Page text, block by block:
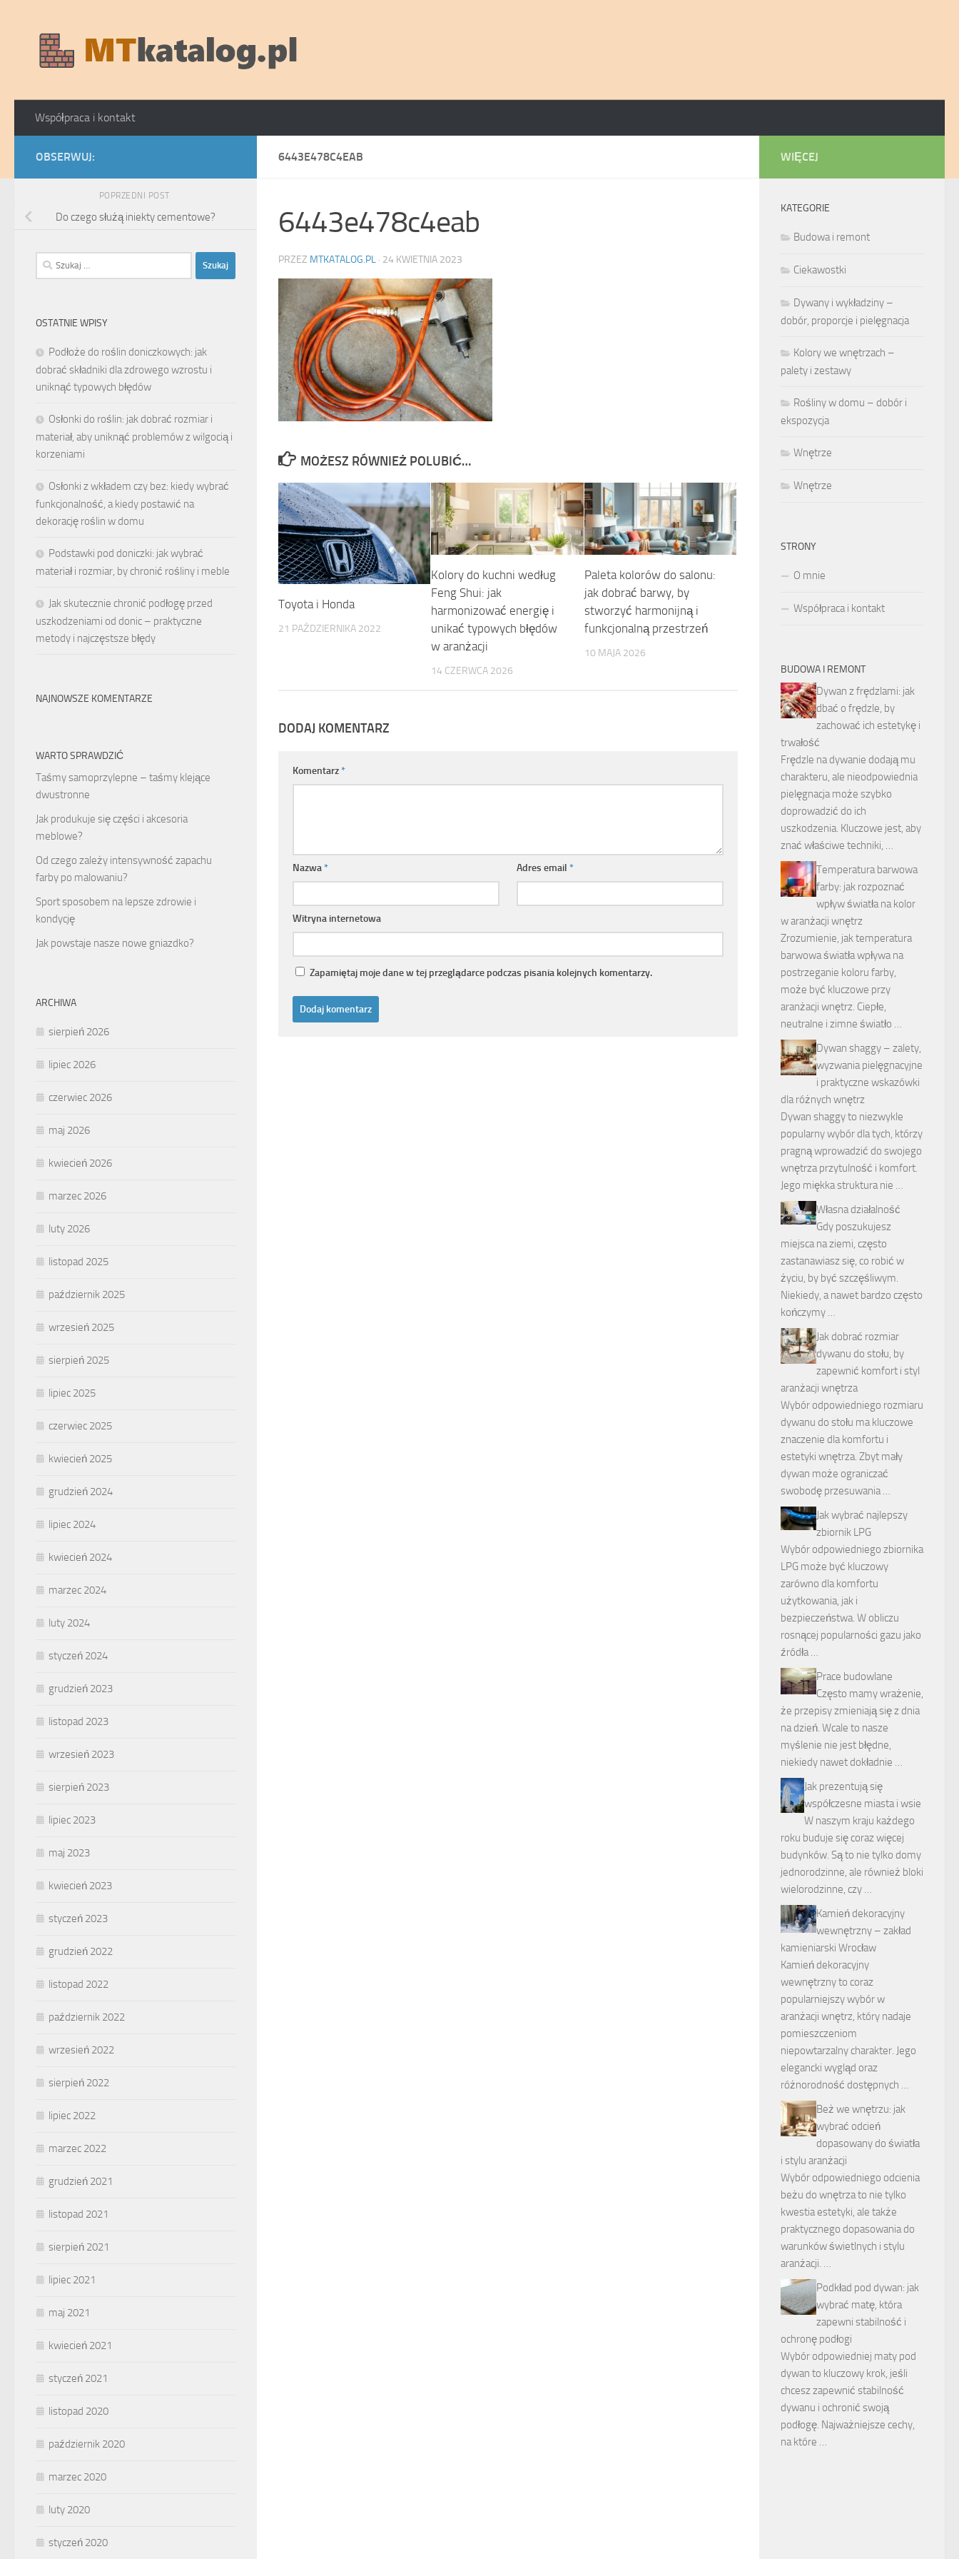
Współpraca i kontakt
6443E478C4EAB
6443e478c4eab
PRZEZ MTKATALOG.PL · 24 KWIETNIA 2023
MOŻESZ RÓWNIEŻ POLUBIĆ…
Toyota i Honda
21 PAŹDZIERNIKA 2022
Kolory do kuchni według
Feng Shui: jak
harmonizować energię i
unikać typowych błędów
w aranżacji
14 CZERWCA 2026
Paleta kolorów do salonu:
jak dobrać barwy, by
stworzyć harmonijną i
funkcjonalną przestrzeń
10 MAJA 2026
DODAJ KOMENTARZ
Komentarz*
Nazwa* Adres email*
Witryna internetowa
Zapamiętaj moje dane w tej przeglądarce podczas pisania kolejnych komentarzy.
OBSERWUJ:
POPRZEDNI POST
Do czego służą iniekty cementowe?
Szukaj:
OSTATNIE WPISY
Podłoże do roślin doniczkowych: jak
dobrać składniki dla zdrowego wzrostu i
uniknąć typowych błędów
Osłonki do roślin: jak dobrać rozmiar i
materiał, aby uniknąć problemów z wilgocią i
korzeniami
Osłonki z wkładem czy bez: kiedy wybrać
funkcjonalność, a kiedy postawić na
dekorację roślin w domu
Podstawki pod doniczki: jak wybrać
materiał i rozmiar, by chronić rośliny i meble
Jak skutecznie chronić podłogę przed
uszkodzeniami od donic – praktyczne
metody i najczęstsze błędy
NAJNOWSZE KOMENTARZE
WARTO SPRAWDZIĆ
Taśmy samoprzylepne – taśmy klejące
dwustronne
Jak produkuje się części i akcesoria
meblowe?
Od czego zależy intensywność zapachu
farby po malowaniu?
Sport sposobem na lepsze zdrowie i
kondycję
Jak powstaje nasze nowe gniazdko?
ARCHIWA
sierpień 2026
lipiec 2026
czerwiec 2026
maj 2026
kwiecień 2026
marzec 2026
luty 2026
listopad 2025
październik 2025
wrzesień 2025
sierpień 2025
lipiec 2025
czerwiec 2025
kwiecień 2025
grudzień 2024
lipiec 2024
kwiecień 2024
marzec 2024
luty 2024
styczeń 2024
grudzień 2023
listopad 2023
wrzesień 2023
sierpień 2023
lipiec 2023
maj 2023
kwiecień 2023
styczeń 2023
grudzień 2022
listopad 2022
październik 2022
wrzesień 2022
sierpień 2022
lipiec 2022
marzec 2022
grudzień 2021
listopad 2021
sierpień 2021
lipiec 2021
maj 2021
kwiecień 2021
styczeń 2021
listopad 2020
październik 2020
marzec 2020
luty 2020
styczeń 2020
WIĘCEJ
KATEGORIE
Budowa i remont
Ciekawostki
Dywany i wykładziny –
dobór, proporcje i pielęgnacja
Kolory we wnętrzach –
palety i zestawy
Rośliny w domu – dobór i
ekspozycja
Wnętrze
Wnętrze
STRONY
O mnie
Współpraca i kontakt
BUDOWA I REMONT
Dywan z frędzlami: jak
dbać o frędzle, by
zachować ich estetykę i
trwałość
Frędzle na dywanie dodają mu
charakteru, ale nieodpowiednia
pielęgnacja może szybko
doprowadzić do ich
uszkodzenia. Kluczowe jest, aby
znać właściwe techniki, …
Temperatura barwowa
farby: jak rozpoznać
wpływ światła na kolor
w aranżacji wnętrz
Zrozumienie, jak temperatura
barwowa światła wpływa na
postrzeganie koloru farby,
może być kluczowe przy
aranżacji wnętrz. Ciepłe,
neutralne i zimne światło …
Dywan shaggy – zalety,
wyzwania pielęgnacyjne
i praktyczne wskazówki
dla różnych wnętrz
Dywan shaggy to niezwykle
popularny wybór dla tych, którzy
pragną wprowadzić do swojego
wnętrza przytulność i komfort.
Jego miękka struktura nie …
Własna działalność
Gdy poszukujesz
miejsca na ziemi, często
zastanawiasz się, co robić w
życiu, by być szczęśliwym.
Niekiedy, a nawet bardzo często
kończymy …
Jak dobrać rozmiar
dywanu do stołu, by
zapewnić komfort i styl
aranżacji wnętrza
Wybór odpowiedniego rozmiaru
dywanu do stołu ma kluczowe
znaczenie dla komfortu i
estetyki wnętrza. Zbyt mały
dywan może ograniczać
swobodę przesuwania …
Jak wybrać najlepszy
zbiornik LPG
Wybór odpowiedniego zbiornika
LPG może być kluczowy
zarówno dla komfortu
użytkowania, jak i
bezpieczeństwa. W obliczu
rosnącej popularności gazu jako
źródła …
Prace budowlane
Często mamy wrażenie,
że przepisy zmieniają się z dnia
na dzień. Wcale to nasze
myślenie nie jest błędne,
niekiedy nawet dokładnie …
Jak prezentują się
współczesne miasta i wsie
W naszym kraju każdego
roku buduje się coraz więcej
budynków. Są to nie tylko domy
jednorodzinne, ale również bloki
wielorodzinne, czy …
Kamień dekoracyjny
wewnętrzny – zakład
kamieniarski Wrocław
Kamień dekoracyjny
wewnętrzny to coraz
popularniejszy wybór w
aranżacji wnętrz, który nadaje
pomieszczeniom
niepowtarzalny charakter. Jego
elegancki wygląd oraz
różnorodność dostępnych …
Beż we wnętrzu: jak
wybrać odcień
dopasowany do światła
i stylu aranżacji
Wybór odpowiedniego odcienia
beżu do wnętrza to nie tylko
kwestia estetyki, ale także
praktycznego dopasowania do
warunków świetlnych i stylu
aranżacji. …
Podkład pod dywan: jak
wybrać matę, która
zapewni stabilność i
ochronę podłogi
Wybór odpowiedniej maty pod
dywan to kluczowy krok, jeśli
chcesz zapewnić stabilność
dywanu i ochronić swoją
podłogę. Najważniejsze cechy,
na które …